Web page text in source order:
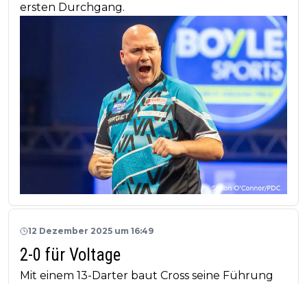
ersten Durchgang.
12 Dezember 2025 um 16:49
2-0 für Voltage
Mit einem 13-Darter baut Cross seine Führung